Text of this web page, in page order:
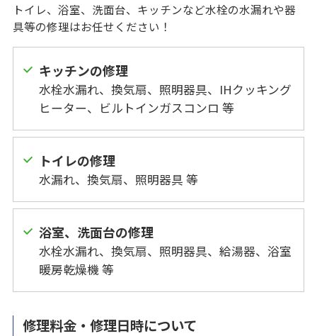
トイレ、浴室、洗面台、キッチンなど水栓の水漏れや器
具等の修理はお任せください！
キッチンの修理
水栓水漏れ、換気扇、照明器具、IHクッキング
ヒーター、ビルトインガスコンロ 等
トイレの修理
水漏れ、換気扇、照明器具 等
浴室、洗面台の修理
水栓水漏れ、換気扇、照明器具、給湯器、浴室
暖房乾燥機 等
修理料金・修理日時について